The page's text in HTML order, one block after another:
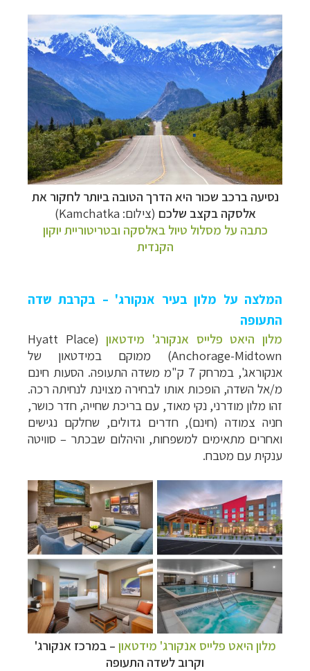
נסיעה ברכב שכור היא הדרך הטובה ביותר לחקור את
אלסקה בקצב שלכם (צילום: Kamchatka)
כתבה על מסלול טיול באלסקה ובטריטוריית יוקון
הקנדית
המלצה על מלון בעיר אנקורג' – בקרבת שדה
התעופה
מלון היאט פלייס אנקורג' מידטאון
(Hyatt Place
Anchorage-Midtown) ממוקם במידטאון של
אנקוראג', במרחק 7 ק"מ משדה התעופה. הסעות חינם
מ/אל השדה, הופכות אותו לבחירה מצוינת לנחיתה רכה.
זהו מלון מודרני, נקי מאוד, עם בריכת שחייה, חדר כושר,
חניה צמודה (חינם), חדרים גדולים, שחלקם נגישים
ואחרים מתאימים למשפחות, והיהלום שבכתר –סוויטה
ענקית עם מטבח.
מלון היאט פלייס אנקורג' מידטאון – במרכז אנקורג'
וקרוב לשדה התעופה